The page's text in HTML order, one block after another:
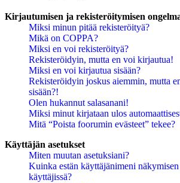
Kirjautumisen ja rekisteröitymisen
Miksi minun pitää rekisteröityä?
Mikä on COPPA?
Miksi en voi rekisteröityä?
Rekisteröidyin, mutta en voi kirjautua!
Miksi en voi kirjautua sisään?
Rekisteröidyin joskus aiemmin, mutta
sisään?!
Olen hukannut salasanani!
Miksi minut kirjataan ulos
Mitä “Poista foorumin evästeet” tekee?
Käyttäjän asetukset
Miten muutan asetuksiani?
Kuinka estän käyttäjänimeni
käyttäjissä?